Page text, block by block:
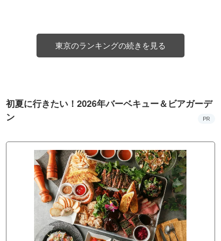
東京のランキングの続きを見る
初夏に行きたい！2026年バーベキュー＆ビアガーデ
ン
PR